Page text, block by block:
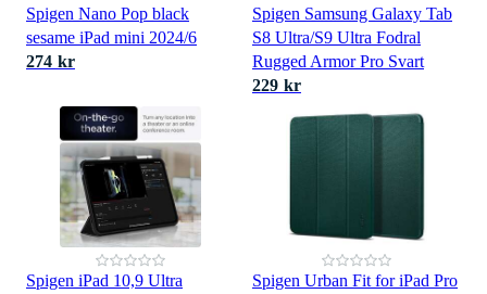
Spigen Nano Pop black
sesame iPad mini 2024/6
274 kr
Spigen Samsung Galaxy Tab
S8 Ultra/S9 Ultra Fodral
Rugged Armor Pro Svart
229 kr
Spigen iPad 10,9 Ultra
Spigen Urban Fit for iPad Pro